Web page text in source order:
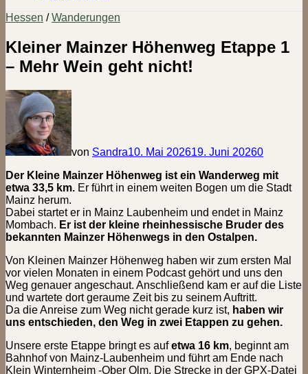
Hessen /Wanderungen
Kleiner Mainzer Höhenweg Etappe 1
– Mehr Wein geht nicht!
von Sandra10. Mai 202619. Juni 20260
Der Kleine Mainzer Höhenweg ist ein Wanderweg mit
etwa 33,5 km. Er führt in einem weiten Bogen um die Stadt
Mainz herum.
Dabei startet er in Mainz Laubenheim und endet in Mainz
Mombach. Er ist der kleine rheinhessische Bruder des
bekannten Mainzer Höhenwegs in den Ostalpen.
Von Kleinen Mainzer Höhenweg haben wir zum ersten Mal
vor vielen Monaten in einem Podcast gehört und uns den
Weg genauer angeschaut. Anschließend kam er auf die Liste
und wartete dort geraume Zeit bis zu seinem Auftritt.
Da die Anreise zum Weg nicht gerade kurz ist, haben wir
uns entschieden, den Weg in zwei Etappen zu gehen.
Unsere erste Etappe bringt es aufetwa 16 km, beginnt am
Bahnhof von Mainz-Laubenheim und führt am Ende nach
Klein Winternheim -Ober Olm. Die Strecke in der GPX-Datei